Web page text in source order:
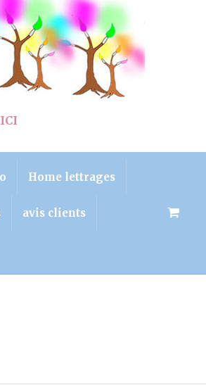
ICI
Home lettrages
avis clients